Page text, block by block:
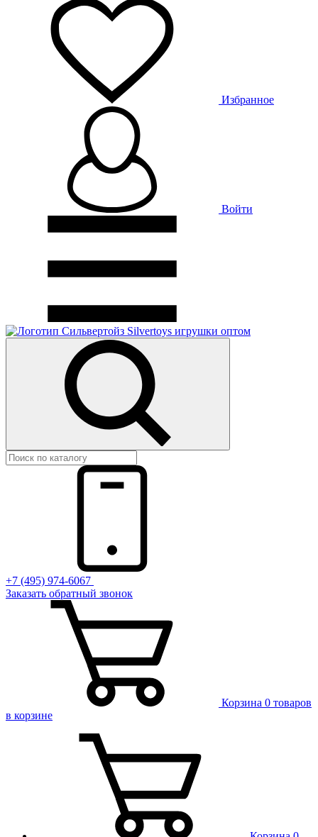
Избранное
Войти
+7 (495) 974-6067
Заказать обратный звонок
Корзина 0 товаров
в корзине